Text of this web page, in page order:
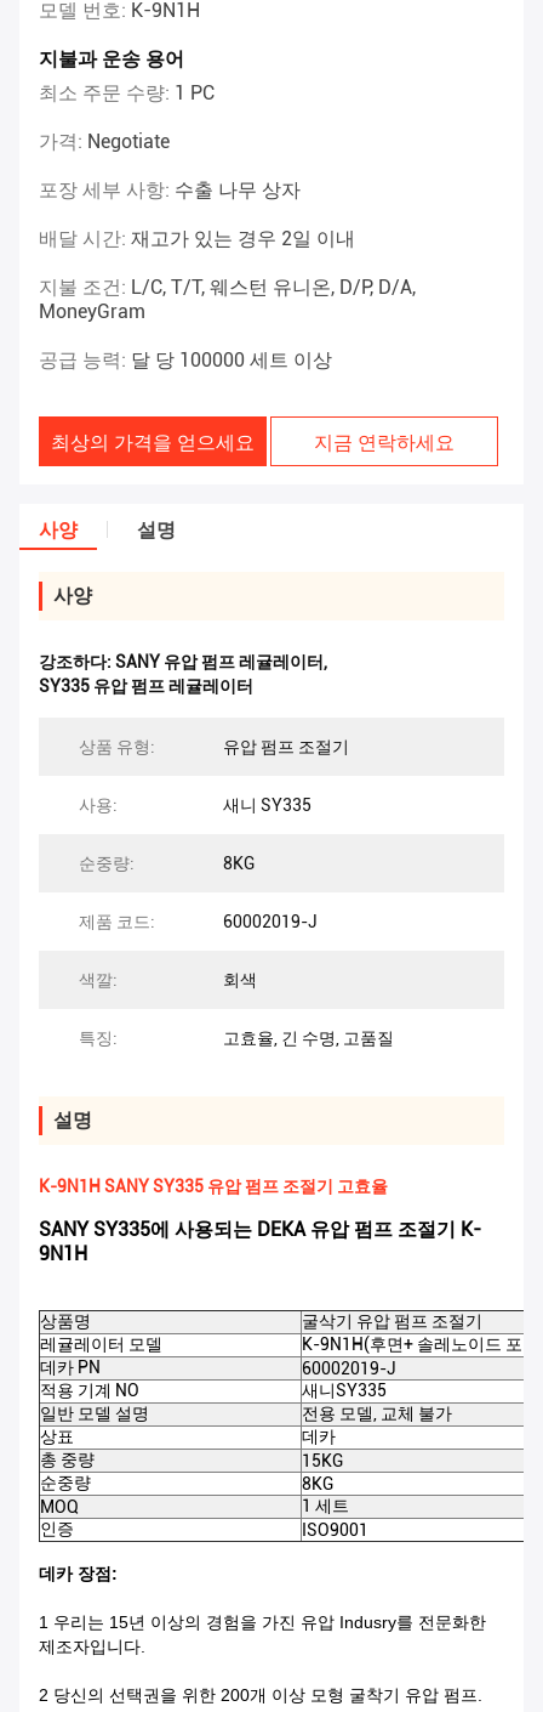
모델 번호: K-9N1H
지불과 운송 용어
최소 주문 수량: 1 PC
가격: Negotiate
포장 세부 사항: 수출 나무 상자
배달 시간: 재고가 있는 경우 2일 이내
지불 조건: L/C, T/T, 웨스턴 유니온, D/P, D/A,
MoneyGram
공급 능력: 달 당 100000 세트 이상
최상의 가격을 얻으세요 지금 연락하세요
사양 설명
사양
강조하다: SANY 유압 펌프 레귤레이터,
SY335 유압 펌프 레귤레이터
상품 유형: 유압 펌프 조절기
사용: 새니 SY335
순중량: 8KG
제품 코드: 60002019-J
색깔: 회색
특징: 고효율, 긴 수명, 고품질
설명
K-9N1H SANY SY335 유압 펌프 조절기 고효율
SANY SY335에 사용되는 DEKA 유압 펌프 조절기 K-
9N1H
상품명
굴삭기 유압 펌프 조절기
레귤레이터 모델
K-9N1H(후면+ 솔레노이드 포함
데카 PN
60002019-J
적용 기계 NO
새니SY335
일반 모델 설명
전용 모델, 교체 불가
상표
데카
총 중량
15KG
순중량
8KG
MOQ
1 세트
인증
ISO9001
데카 장점:
1 우리는 15년 이상의 경험을 가진 유압 Indusry를 전문화한
제조자입니다.
2 당신의 선택권을 위한 200개 이상 모형 굴착기 유압 펌프.